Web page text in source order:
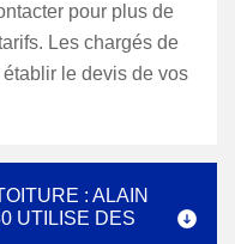
pour plus de
Les chargés de
le devis de vos
: ALAIN
UTILISE DES